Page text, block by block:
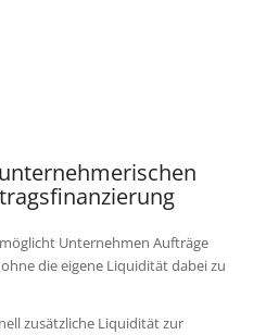
Unternehmen Aufträge
die eigene Liquidität dabei zu
zusätzliche Liquidität zur